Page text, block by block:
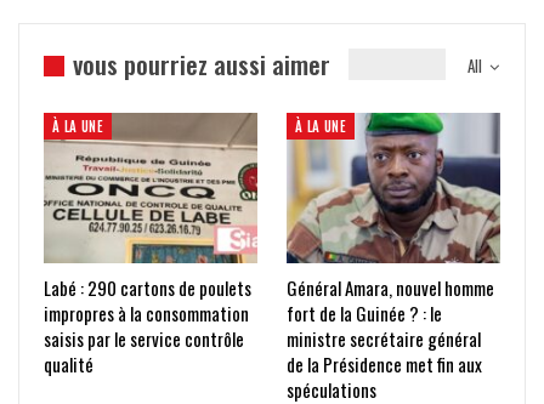
All
vous pourriez aussi aimer
À LA UNE
Labé : 290 cartons de poulets
impropres à la consommation
saisis par le service contrôle
qualité
À LA UNE
Général Amara, nouvel homme
fort de la Guinée ? : le
ministre secrétaire général
de la Présidence met fin aux
spéculations